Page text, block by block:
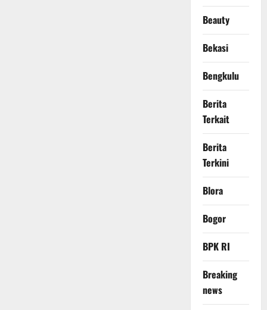
Beauty
Bekasi
Bengkulu
Berita
Terkait
Berita
Terkini
Blora
Bogor
BPK RI
Breaking
news